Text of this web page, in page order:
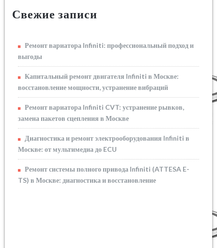
Свежие записи
Ремонт вариатора Infiniti: профессиональный подход и
выгоды
Капитальный ремонт двигателя Infiniti в Москве:
восстановление мощности, устранение вибраций
Ремонт вариатора Infiniti CVT: устранение рывков,
замена пакетов сцепления в Москве
Диагностика и ремонт электрооборудования Infiniti в
Москве: от мультимедиа до ECU
Ремонт системы полного привода Infiniti (ATTESA E-
TS) в Москве: диагностика и восстановление